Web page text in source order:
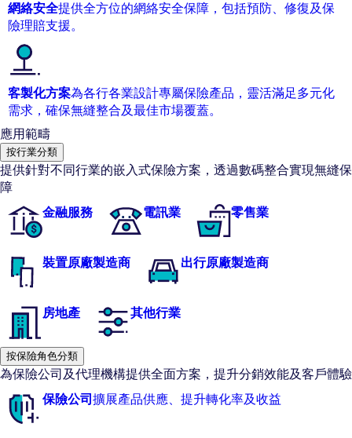
網絡安全提供全方位的網絡安全保障，包括預防、修復及保
險理賠支援。
客製化方案為各行各業設計專屬保險產品，靈活滿足多元化
需求，確保無縫整合及最佳市場覆蓋。
應用範疇
按行業分類
提供針對不同行業的嵌入式保險方案，透過數碼整合實現無縫保
障
金融服務
電訊業 零售業
裝置原廠製造商 出行原廠製造商
房地產 其他行業
按保險角色分類
為保險公司及代理機構提供全面方案，提升分銷效能及客戶體驗
保險公司擴展產品供應、提升轉化率及收益